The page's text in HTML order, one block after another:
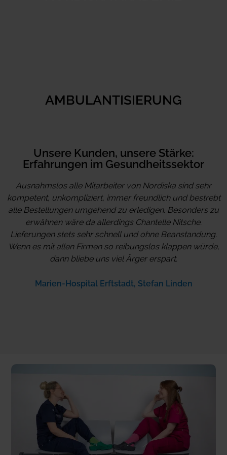
AMBULANTISIERUNG
Unsere Kunden, unsere Stärke:
Erfahrungen im Gesundheits­sektor
Ausnahmslos alle Mitarbeiter von Nordiska sind sehr
kompetent, unkompliziert, immer freundlich und bestrebt
alle Bestellungen umgehend zu erledigen. Besonders zu
erwähnen wäre da allerdings Chantelle Nitsche.
Lieferungen stets sehr schnell und ohne Beanstandung.
Wenn es mit allen Firmen so reibungslos klappen würde,
dann bliebe uns viel Ärger erspart.
Marien-Hospital Erftstadt, Stefan Linden